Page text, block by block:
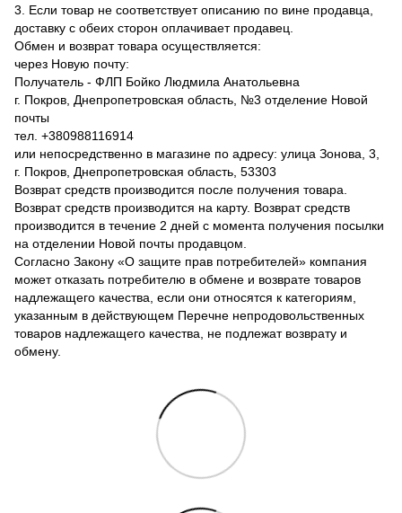
3. Если товар не соответствует описанию по вине продавца,
доставку с обеих сторон оплачивает продавец.
Обмен и возврат товара осуществляется:
через Новую почту:
Получатель - ФЛП Бойко Людмила Анатольевна
г. Покров, Днепропетровская область, №3 отделение Новой
почты
тел. +380988116914
или непосредственно в магазине по адресу: улица Зонова, 3,
г. Покров, Днепропетровская область, 53303
Возврат средств производится после получения товара.
Возврат средств производится на карту. Возврат средств
производится в течение 2 дней с момента получения посылки
на отделении Новой почты продавцом.
Согласно Закону «О защите прав потребителей» компания
может отказать потребителю в обмене и возврате товаров
надлежащего качества, если они относятся к категориям,
указанным в действующем Перечне непродовольственных
товаров надлежащего качества, не подлежат возврату и
обмену.